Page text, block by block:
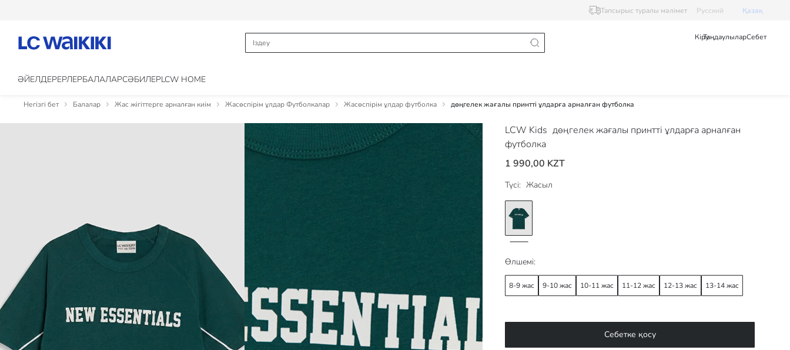
Тапсырыс туралы мәлімет Pусский Қазақ
КіруТаңдаулыларСебет
ӘЙЕЛДЕРЕРЛЕРБАЛАЛАРCӘБИЛЕРLCW HOME
Негізгі бет Балалар Жас жігіттерге арналған киім Жасөспірім ұлдар Футболкалар Жасөспірім ұлдар футболка дөңгелек жағалы принтті ұлдарға арналған футболка
LCW Kids дөңгелек жағалы принтті ұлдарға арналған
футболка
1 990,00 KZT
Түсі: Жасыл
Өлшемі:
8-9 жас 9-10 жас 10-11 жас 11-12 жас 12-13 жас 13-14 жас
Себетке қосу